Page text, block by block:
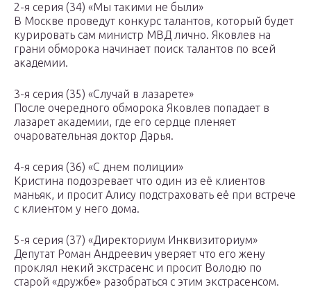
2-я серия (34) «Мы такими не были»
В Москве проведут конкурс талантов, который будет
курировать сам министр МВД лично. Яковлев на
грани обморока начинает поиск талантов по всей
академии.
3-я серия (35) «Случай в лазарете»
После очередного обморока Яковлев попадает в
лазарет академии, где его сердце пленяет
очаровательная доктор Дарья.
4-я серия (36) «С днем полиции»
Кристина подозревает что один из её клиентов
маньяк, и просит Алису подстраховать её при встрече
с клиентом у него дома.
5-я серия (37) «Директориум Инквизиториум»
Депутат Роман Андреевич уверяет что его жену
проклял некий экстрасенс и просит Володю по
старой «дружбе» разобраться с этим экстрасенсом.